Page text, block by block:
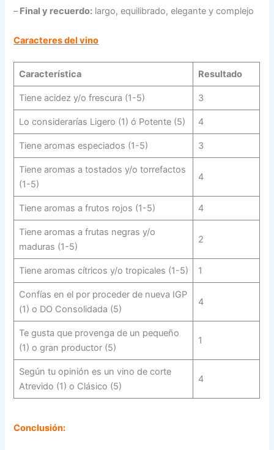
–Final y recuerdo: largo, equilibrado, elegante y complejo
Caracteres del vino
Característica Resultado
Tiene acidez y/o frescura (1-5) 3
Lo considerarías Ligero (1) ó Potente (5) 4
Tiene aromas especiados (1-5) 3
Tiene aromas a tostados y/o torrefactos
(1-5)
4
Tiene aromas a frutos rojos (1-5) 4
Tiene aromas a frutas negras y/o
maduras (1-5)
2
Tiene aromas cítricos y/o tropicales (1-5) 1
Confías en el por proceder de nueva IGP
(1) o DO Consolidada (5)
4
Te gusta que provenga de un pequeño
(1) o gran productor (5)
1
Según tu opinión es un vino de corte
Atrevido (1) o Clásico (5)
4
Conclusión: